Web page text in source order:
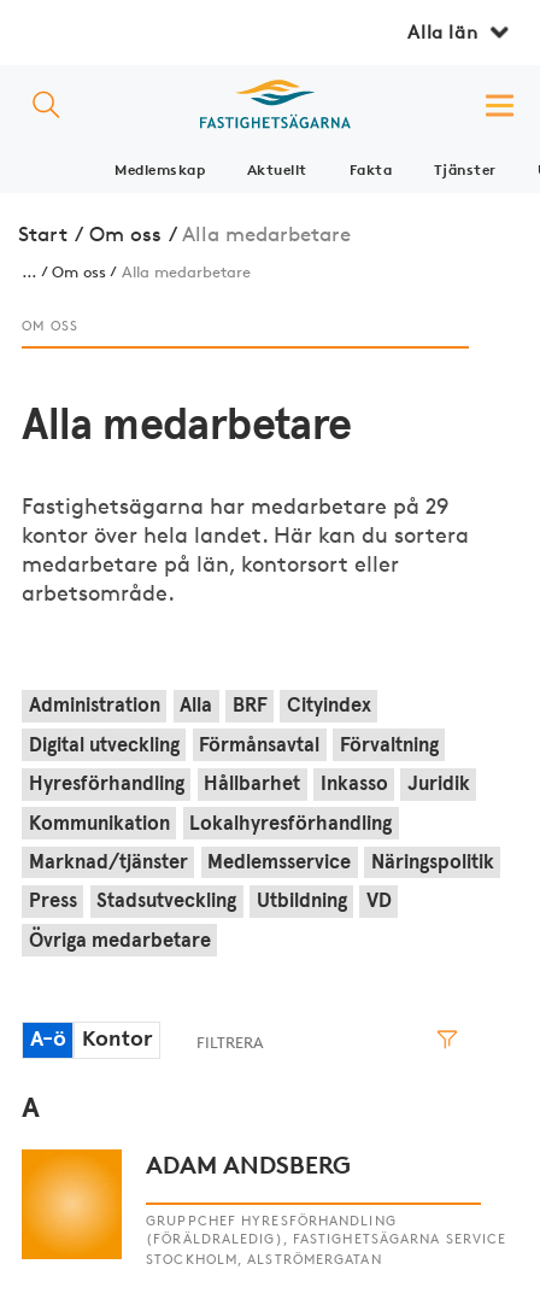
Alla län
Medlemskap Aktuellt Fakta Tjänster
Start / Om oss / Alla medarbetare
... Om oss Alla medarbetare
OM OSS
Alla medarbetare
Fastighetsägarna har medarbetare på 29
kontor över hela landet. Här kan du sortera
medarbetare på län, kontorsort eller
arbetsområde.
Administration Alla BRF Cityindex
Digital utveckling Förmånsavtal Förvaltning
Hyresförhandling Hållbarhet Inkasso Juridik
Kommunikation Lokalhyresförhandling
Marknad/tjänster Medlemsservice Näringspolitik
Press Stadsutveckling Utbildning VD
Övriga medarbetare
A-ö Kontor
A
ADAM ANDSBERG
GRUPPCHEF HYRESFÖRHANDLING
(FÖRÄLDRALEDIG), FASTIGHETSÄGARNA SERVICE
STOCKHOLM, ALSTRÖMERGATAN